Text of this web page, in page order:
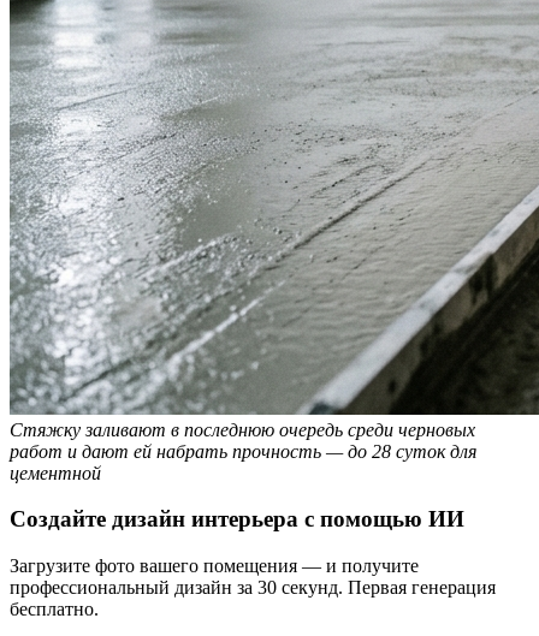
Стяжку заливают в последнюю очередь среди черновых
работ и дают ей набрать прочность — до 28 суток для
цементной
Создайте дизайн интерьера с помощью ИИ
Загрузите фото вашего помещения — и получите
профессиональный дизайн за 30 секунд. Первая генерация
бесплатно.